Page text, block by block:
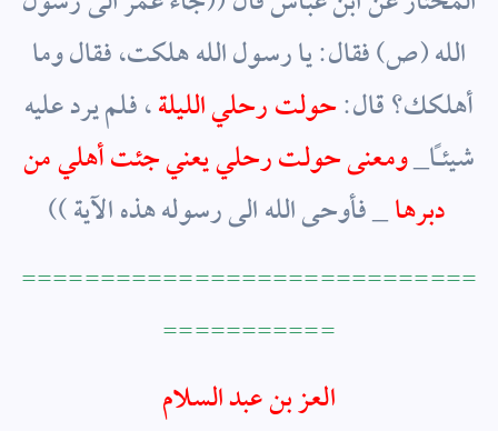
الله (ص) فقال: يا رسول الله هلكت، فقال وما
أهلكك؟ قال:حولت رحلي الليلة، فلم يرد عليه
شيئاً_ومعنى حولت رحلي يعني جئت أهلي من
دبرها
=============================
===========
العز بن عبد السلام